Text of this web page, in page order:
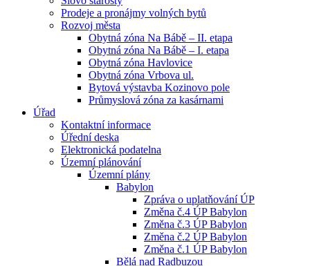
Prodeje a pronájmy volných bytů
Rozvoj města
Obytná zóna Na Bábě – II. etapa
Obytná zóna Na Bábě – I. etapa
Obytná zóna Havlovice
Obytná zóna Vrbova ul.
Bytová výstavba Kozinovo pole
Průmyslová zóna za kasárnami
Úřad
Kontaktní informace
Úřední deska
Elektronická podatelna
Územní plánování
Územní plány
Babylon
Zpráva o uplatňování ÚP
Změna č.4 ÚP Babylon
Změna č.3 ÚP Babylon
Změna č.2 ÚP Babylon
Změna č.1 ÚP Babylon
Bělá nad Radbuzou